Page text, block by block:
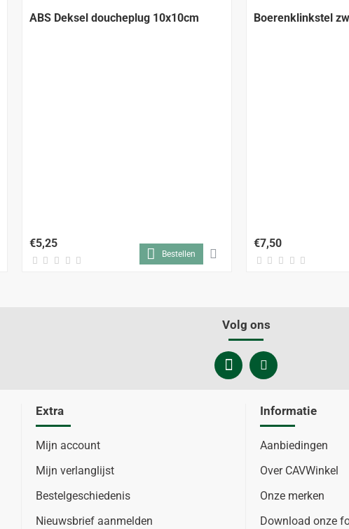
ABS Deksel doucheplug 10x10cm
€5,25
Bestellen
Boerenklinkstel
€7,50
Volg ons
Extra
Mijn account
Mijn verlanglijst
Bestelgeschiedenis
Nieuwsbrief aanmelden
Informatie
Aanbiedingen
Over CAVWinkel
Onze merken
Download onze